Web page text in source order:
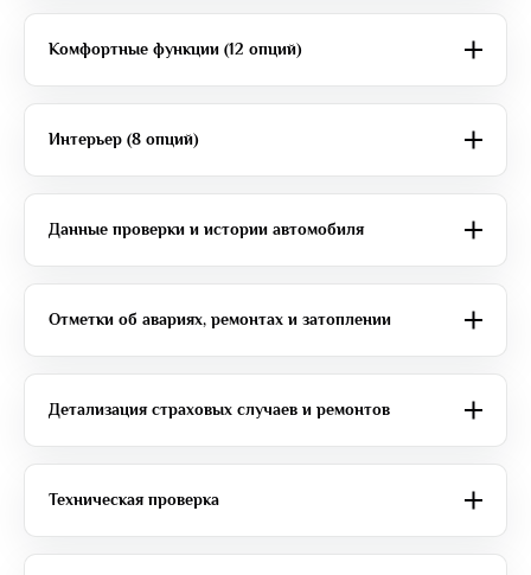
Комфортные функции (12 опций)
Интерьер (8 опций)
Данные проверки и истории автомобиля
Отметки об авариях, ремонтах и затоплении
Детализация страховых случаев и ремонтов
Техническая проверка